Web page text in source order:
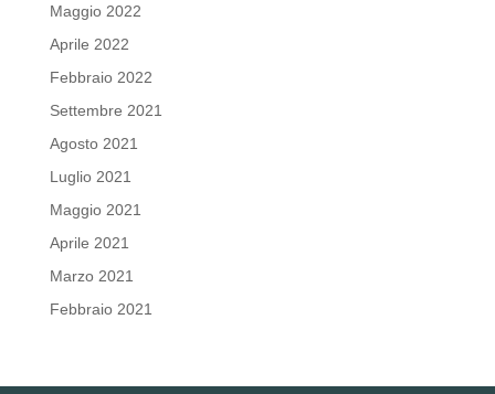
Maggio 2022
Aprile 2022
Febbraio 2022
Settembre 2021
Agosto 2021
Luglio 2021
Maggio 2021
Aprile 2021
Marzo 2021
Febbraio 2021